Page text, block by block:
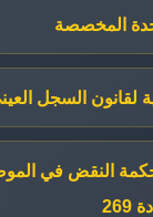
المخصصة
لقانون السجل
النقض في